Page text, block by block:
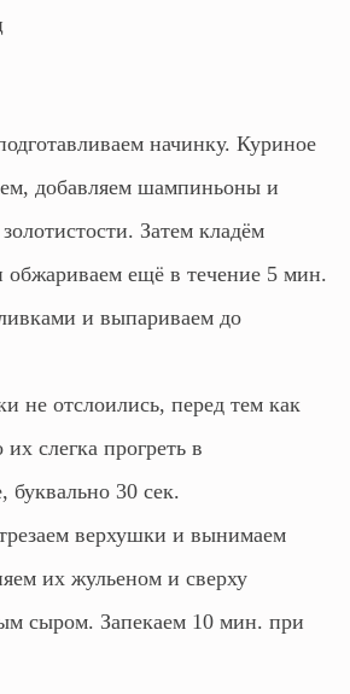
начинку. Куриное
добавляем шампиньоны и
Затем кладём
обжариваем ещё в течение 5 мин.
и выпариваем до
не отслоились, перед тем как
слегка прогреть в
буквально 30 сек.
верхушки и вынимаем
их жульеном и сверху
сыром. Запекаем 10 мин. при